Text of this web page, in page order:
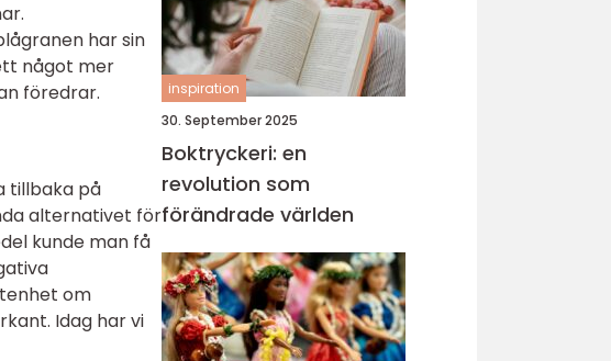
har sin
något mer
föredrar.
tillbaka på
alternativet för
kunde man få
om
Idag har vi
inspiration
30. September 2025
Boktryckeri: en
revolution som
förändrade världen